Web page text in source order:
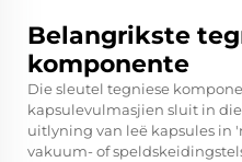
Belangrikste
komponente
Die sleutel tegniese
kapsulevulmasjien sluit in
uitlyning van leë kapsules in
vakuum- of